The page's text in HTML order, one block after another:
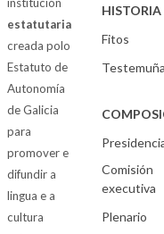
estatutaria
creada polo
Estatuto de
Autonomía
de Galicia
para
promover e
difundir a
lingua e a
cultura
HISTORIA
Fitos
Comisión
executiva
Plenario